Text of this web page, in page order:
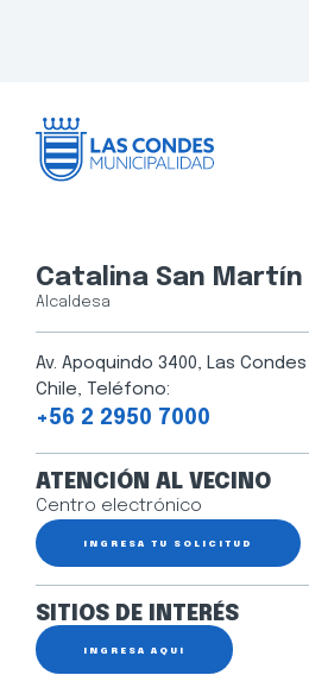
Catalina San Martín
Alcaldesa
Av. Apoquindo 3400, Las
Chile, Teléfono:
+56 2 2950 7000
ATENCIÓN AL VECINO
Centro electrónico
INGRESA TU SOLICITUD
SITIOS DE INTERÉS
INGRESA AQUÍ